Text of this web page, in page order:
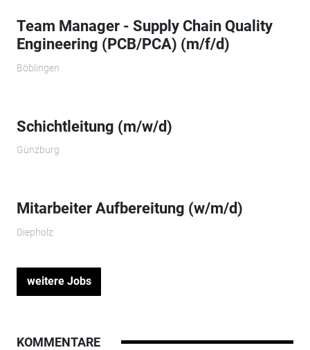
Team Manager - Supply Chain Quality
Engineering (PCB/PCA) (m/f/d)
Böblingen
Schichtleitung (m/w/d)
Günzburg
Mitarbeiter Aufbereitung (w/m/d)
Diepholz
weitere Jobs
KOMMENTARE